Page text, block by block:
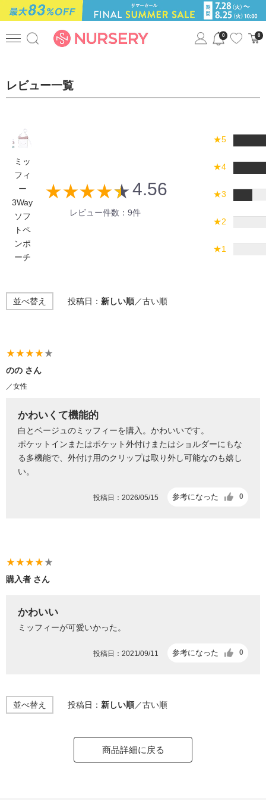
0 0
レビュー一覧
ミッ
フィ
ー
3Way
ソフ
トペ
ンポ
ーチ
star_ratestar_ratestar_ratestar_ratestar_rate 4.56
レビュー件数：9件
★5
★4
★3
★2
★1
並べ替え 投稿日： 新しい順／古い順
star_ratestar_ratestar_ratestar_ratestar_rate
のの さん
／女性
かわいくて機能的
白とベージュのミッフィーを購入。かわいいです。
ポケットインまたはポケット外付けまたはショルダーにもな
る多機能で、外付け用のクリップは取り外し可能なのも嬉し
い。
参考になった 0
投稿日：2026/05/15
star_ratestar_ratestar_ratestar_ratestar_rate
購入者 さん
かわいい
ミッフィーが可愛いかった。
参考になった 0
投稿日：2021/09/11
並べ替え 投稿日： 新しい順／古い順
商品詳細に戻る